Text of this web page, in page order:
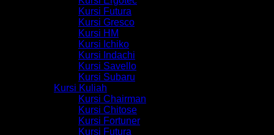
Kursi Futura
Kursi Gresco
Kursi HM
Kursi Ichiko
Kursi Indachi
Kursi Savello
Kursi Subaru
Kursi Kuliah
Kursi Chairman
Kursi Chitose
Kursi Fortuner
Kursi Futura